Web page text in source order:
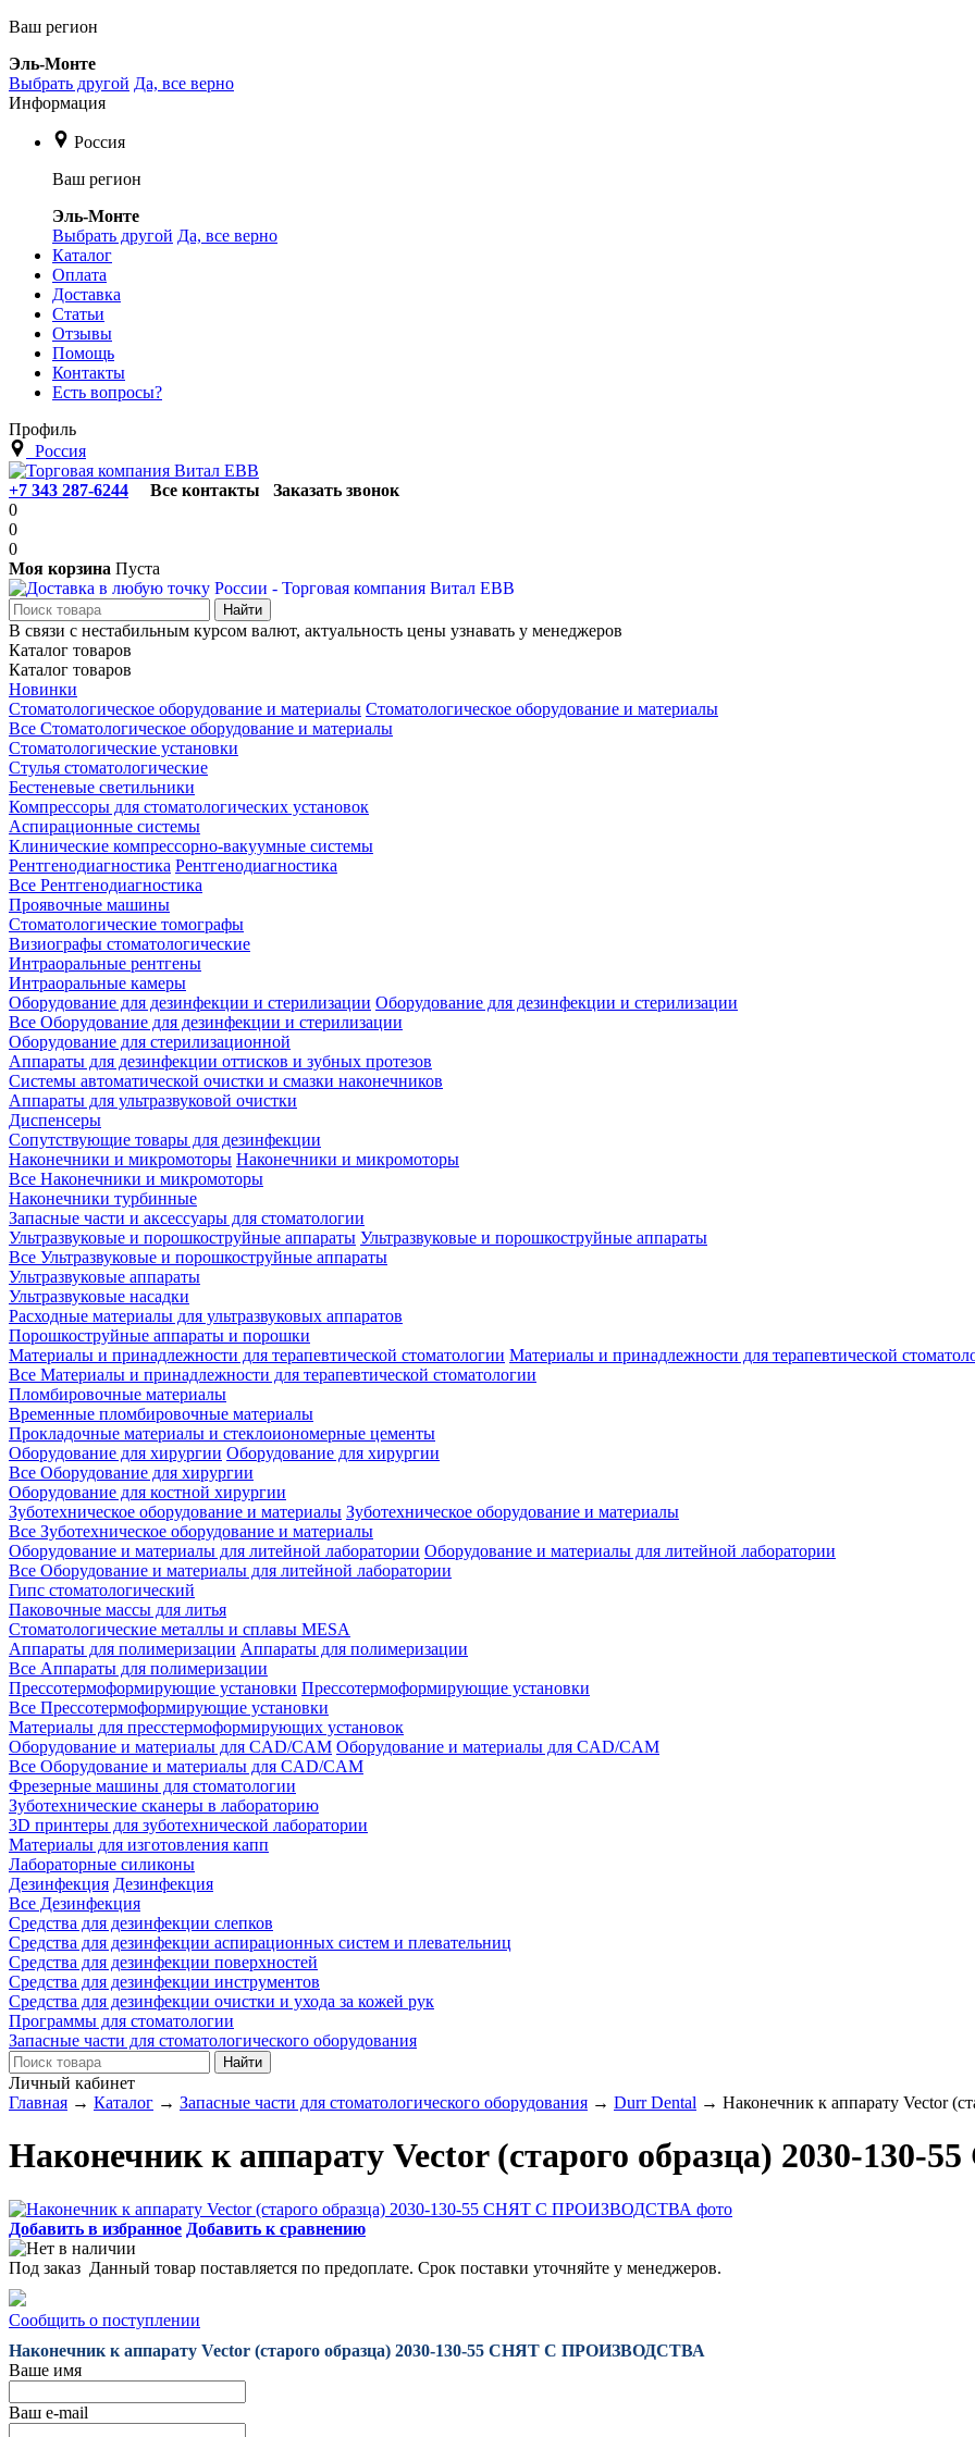
Ваш регион
Эль-Монте
Выбрать другой Да, все верно
Информация
Россия
Ваш регион
Эль-Монте
Выбрать другой Да, все верно
Каталог
Оплата
Доставка
Статьи
Отзывы
Помощь
Контакты
Есть вопросы?
Профиль
Россия
+7 343 287-6244 Все контакты
Заказать звонок
0
0
0
Моя корзина Пуста
В связи с нестабильным курсом валют, актуальность цены узнавать у менеджеров
Каталог товаров
Каталог товаров
Новинки
Стоматологическое оборудование и материалы Стоматологическое оборудование и материалы
Все Стоматологическое оборудование и материалы
Стоматологические установки
Стулья стоматологические
Бестеневые светильники
Компрессоры для стоматологических установок
Аспирационные системы
Клинические компрессорно-вакуумные системы
Рентгенодиагностика Рентгенодиагностика
Все Рентгенодиагностика
Проявочные машины
Стоматологические томографы
Визиографы стоматологические
Интраоральные рентгены
Интраоральные камеры
Оборудование для дезинфекции и стерилизации Оборудование для дезинфекции и стерилизации
Все Оборудование для дезинфекции и стерилизации
Оборудование для стерилизационной
Аппараты для дезинфекции оттисков и зубных протезов
Системы автоматической очистки и смазки наконечников
Аппараты для ультразвуковой очистки
Диспенсеры
Сопутствующие товары для дезинфекции
Наконечники и микромоторы Наконечники и микромоторы
Все Наконечники и микромоторы
Наконечники турбинные
Запасные части и аксессуары для стоматологии
Ультразвуковые и порошкоструйные аппараты Ультразвуковые и порошкоструйные аппараты
Все Ультразвуковые и порошкоструйные аппараты
Ультразвуковые аппараты
Ультразвуковые насадки
Расходные материалы для ультразвуковых аппаратов
Порошкоструйные аппараты и порошки
Материалы и принадлежности для терапевтической стоматологии Материалы и принадлежности для терапевтической
Все Материалы и принадлежности для терапевтической стоматологии
Пломбировочные материалы
Временные пломбировочные материалы
Прокладочные материалы и стеклоиономерные цементы
Оборудование для хирургии Оборудование для хирургии
Все Оборудование для хирургии
Оборудование для костной хирургии
Зуботехническое оборудование и материалы Зуботехническое оборудование и материалы
Все Зуботехническое оборудование и материалы
Оборудование и материалы для литейной лаборатории Оборудование и материалы для литейной лаборатории
Все Оборудование и материалы для литейной лаборатории
Гипс стоматологический
Паковочные массы для литья
Стоматологические металлы и сплавы MESA
Аппараты для полимеризации Аппараты для полимеризации
Все Аппараты для полимеризации
Прессотермоформирующие установки Прессотермоформирующие установки
Все Прессотермоформирующие установки
Материалы для пресстермоформирующих установок
Оборудование и материалы для CAD/CAM Оборудование и материалы для CAD/CAM
Все Оборудование и материалы для CAD/CAM
Фрезерные машины для стоматологии
Зуботехнические сканеры в лабораторию
3D принтеры для зуботехнической лаборатории
Материалы для изготовления капп
Лабораторные силиконы
Дезинфекция Дезинфекция
Все Дезинфекция
Средства для дезинфекции слепков
Средства для дезинфекции аспирационных систем и плевательниц
Средства для дезинфекции поверхностей
Средства для дезинфекции инструментов
Средства для дезинфекции очистки и ухода за кожей рук
Программы для стоматологии
Запасные части для стоматологического оборудования
Личный кабинет
Главная → Каталог → Запасные части для стоматологического оборудования → Durr Dental → Наконечник к аппарату Vector
Наконечник к аппарату Vector (старого образца) 2030-
Добавить в избранное Добавить к сравнению
Под заказ Данный товар поставляется по предоплате. Срок поставки уточняйте у менеджеров.
Сообщить о поступлении
Наконечник к аппарату Vector (старого образца) 2030-130-55 СНЯТ С ПРОИЗВОДСТВА
Ваше имя
Ваш e-mail